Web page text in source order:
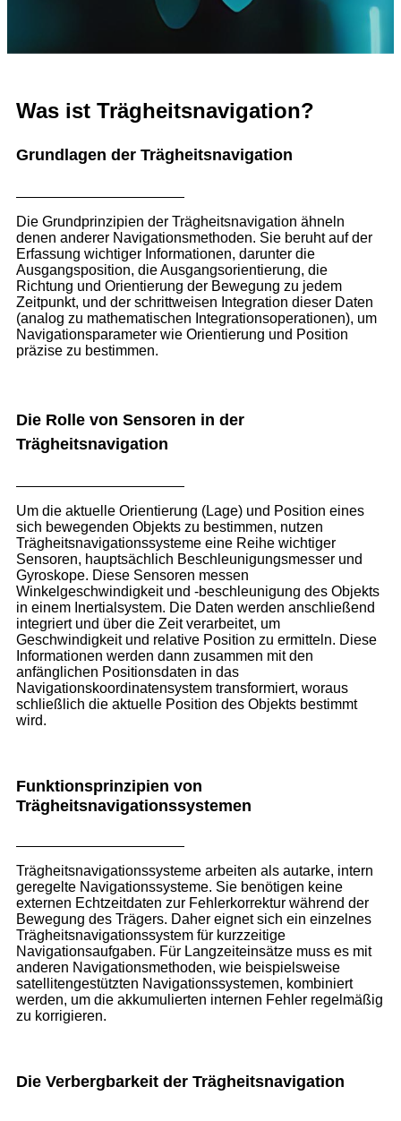
Was ist Trägheitsnavigation?
Grundlagen der Trägheitsnavigation
Die Grundprinzipien der Trägheitsnavigation ähneln
denen anderer Navigationsmethoden. Sie beruht auf der
Erfassung wichtiger Informationen, darunter die
Ausgangsposition, die Ausgangsorientierung, die
Richtung und Orientierung der Bewegung zu jedem
Zeitpunkt, und der schrittweisen Integration dieser Daten
(analog zu mathematischen Integrationsoperationen), um
Navigationsparameter wie Orientierung und Position
präzise zu bestimmen.
Die Rolle von Sensoren in der
Trägheitsnavigation
Um die aktuelle Orientierung (Lage) und Position eines
sich bewegenden Objekts zu bestimmen, nutzen
Trägheitsnavigationssysteme eine Reihe wichtiger
Sensoren, hauptsächlich Beschleunigungsmesser und
Gyroskope. Diese Sensoren messen
Winkelgeschwindigkeit und -beschleunigung des Objekts
in einem Inertialsystem. Die Daten werden anschließend
integriert und über die Zeit verarbeitet, um
Geschwindigkeit und relative Position zu ermitteln. Diese
Informationen werden dann zusammen mit den
anfänglichen Positionsdaten in das
Navigationskoordinatensystem transformiert, woraus
schließlich die aktuelle Position des Objekts bestimmt
wird.
Funktionsprinzipien von
Trägheitsnavigationssystemen
Trägheitsnavigationssysteme arbeiten als autarke, intern
geregelte Navigationssysteme. Sie benötigen keine
externen Echtzeitdaten zur Fehlerkorrektur während der
Bewegung des Trägers. Daher eignet sich ein einzelnes
Trägheitsnavigationssystem für kurzzeitige
Navigationsaufgaben. Für Langzeiteinsätze muss es mit
anderen Navigationsmethoden, wie beispielsweise
satellitengestützten Navigationssystemen, kombiniert
werden, um die akkumulierten internen Fehler regelmäßig
zu korrigieren.
Die Verbergbarkeit der Trägheitsnavigation